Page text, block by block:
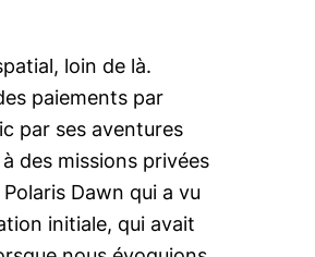
loin de là.
paiements par
par ses aventures
des missions privées
Dawn qui a vu
initiale, qui avait